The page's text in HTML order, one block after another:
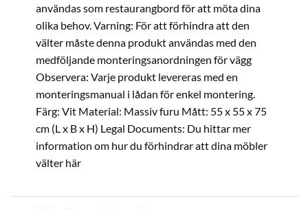
användas som restaurangbord för att möta dina
olika behov. Varning: För att förhindra att den
välter måste denna produkt användas med den
medföljande monteringsanordningen för vägg
Observera: Varje produkt levereras med en
monteringsmanual i lådan för enkel montering.
Färg: Vit Material: Massiv furu Mått: 55 x 55 x 75
cm (L x B x H) Legal Documents: Du hittar mer
information om hur du förhindrar att dina möbler
välter här